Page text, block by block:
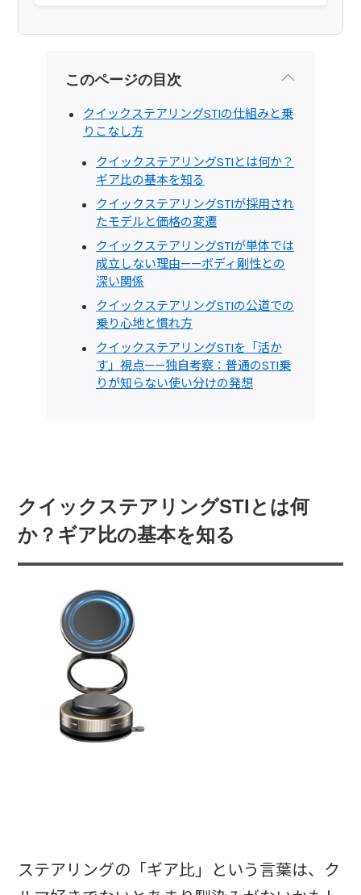
このページの目次
クイックステアリングSTIの仕組みと乗
りこなし方
クイックステアリングSTIとは何か？
ギア比の基本を知る
クイックステアリングSTIが採用され
たモデルと価格の変遷
クイックステアリングSTIが単体では
成立しない理由——ボディ剛性との
深い関係
クイックステアリングSTIの公道での
乗り心地と慣れ方
クイックステアリングSTIを「活か
す」視点——独自考察：普通のSTI乗
りが知らない使い分けの発想
クイックステアリングSTIとは何
か？ギア比の基本を知る
ステアリングの「ギア比」という言葉は、ク